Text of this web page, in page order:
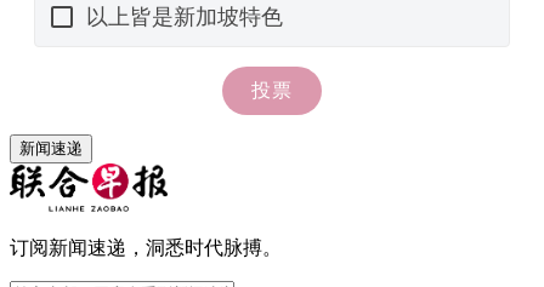
新闻速递
订阅新闻速递，洞悉时代脉搏。